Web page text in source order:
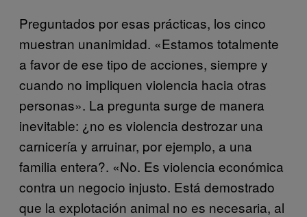
Preguntados por esas prácticas, los cinco
muestran unanimidad. «Estamos totalmente
a favor de ese tipo de acciones, siempre y
cuando no impliquen violencia hacia otras
personas». La pregunta surge de manera
inevitable: ¿no es violencia destrozar una
carnicería y arruinar, por ejemplo, a una
familia entera?. «No. Es violencia económica
contra un negocio injusto. Está demostrado
que la explotación animal no es necesaria, al